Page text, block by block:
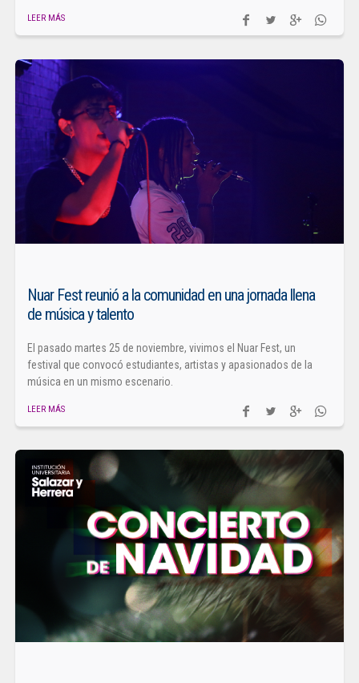
LEER MÁS
Nuar Fest reunió a la comunidad en una jornada llena
de música y talento
El pasado martes 25 de noviembre, vivimos el Nuar Fest, un
festival que convocó estudiantes, artistas y apasionados de la
música en un mismo escenario.
LEER MÁS